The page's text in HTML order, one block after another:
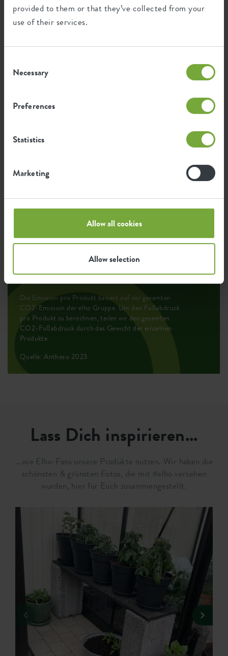
provided to them or that they’ve collected from your
use of their services.
Selection
Necessary
Preferences
Statistics
Marketing
Allow all cookies
Allow selection
Jahre
UV-beständig
frostbeständig
0,098
kg
Durchschnittliche Emission grüner
Energie bei der Herstellung dieses
Die Emission pro Produkt basiert auf der gesamten
CO2-Emission der elho Gruppe. Um den Fußabdruck
pro Produkt zu berechnen, teilen wir den gesamten
CO2-Fußabdruck durch das Gewicht der einzelnen
Produkte.
Quelle: Anthesis 2023
Lass Dich inspirieren...
...wie Elho-Fans unsere Produkte nutzen. Wir haben die
schönsten & grünsten Fotos, die mit #elho versehen
wurden, hier für Euch zusammengestellt.